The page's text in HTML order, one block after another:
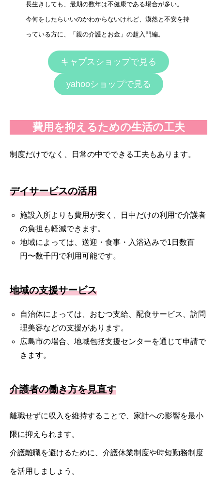
長生きしても、最期の数年は不健康である場合が多い。
今何をしたらいいのかわからないけれど、漠然と不安を持
っている方に、「親の介護とお金」の超入門編。
キャプスショップで見る
yahooショップで見る
費用を抑えるための生活の工夫
制度だけでなく、日常の中でできる工夫もあります。
デイサービスの活用
施設入所よりも費用が安く、日中だけの利用で介護者
の負担も軽減できます。
地域によっては、送迎・食事・入浴込みで1日数百
円〜数千円で利用可能です。
地域の支援サービス
自治体によっては、おむつ支給、配食サービス、訪問
理美容などの支援があります。
広島市の場合、地域包括支援センターを通じて申請で
きます。
介護者の働き方を見直す
離職せずに収入を維持することで、家計への影響を最小
限に抑えられます。
介護離職を避けるために、介護休業制度や時短勤務制度
を活用しましょう。